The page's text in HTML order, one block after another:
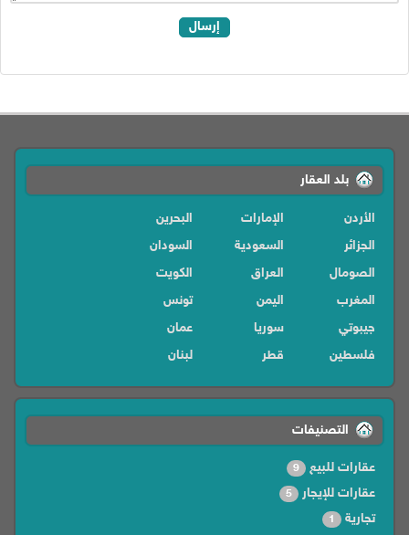
إرسال
بلد العقار
الأردن الإمارات
البحرين
الجزائر
السعودية
السودان
الصومال
العراق
الكويت
المغرب
اليمن
تونس
جيبوتي
سوريا
عمان
فلسطين
قطر
لبنان
ليبيا
مصر موريتانيا
التصنيفات
عقارات للبيع 9
عقارات للإيجار 5
تجارية 1